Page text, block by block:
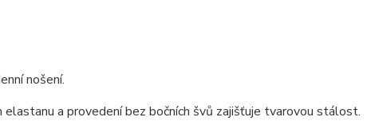
nošení.
a provedení bez bočních švů zajišťuje tvarovou stálost.